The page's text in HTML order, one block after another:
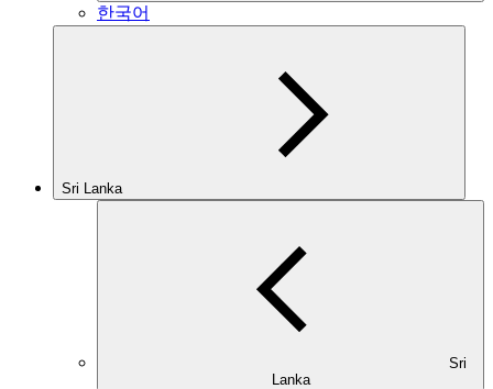
한국어
Sri Lanka
Lanka